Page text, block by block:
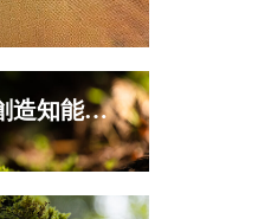
大阪基礎講座【創造知能編】